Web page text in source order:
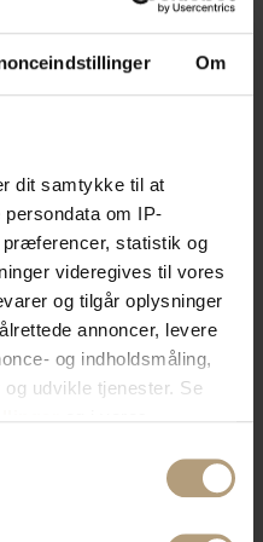
Om
dit samtykke til at
om IP-
statistik og
videregives til vores
og tilgår oplysninger
annoncer, levere
og indholdsmåling,
udvikle tjenester. Se
vores
at trykke på "Privacy